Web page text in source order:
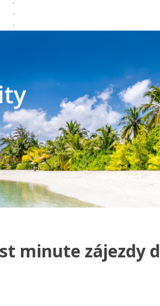
minute zájezdy